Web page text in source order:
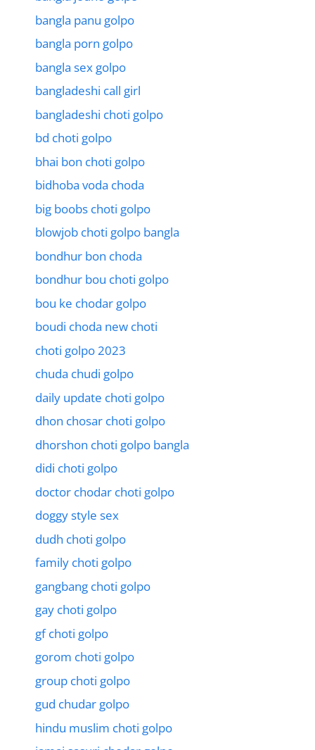
bangla panu golpo
bangla porn golpo
bangla sex golpo
bangladeshi call girl
bangladeshi choti golpo
bd choti golpo
bhai bon choti golpo
bidhoba voda choda
big boobs choti golpo
blowjob choti golpo bangla
bondhur bon choda
bondhur bou choti golpo
bou ke chodar golpo
boudi choda new choti
choti golpo 2023
chuda chudi golpo
daily update choti golpo
dhon chosar choti golpo
dhorshon choti golpo bangla
didi choti golpo
doctor chodar choti golpo
doggy style sex
dudh choti golpo
family choti golpo
gangbang choti golpo
gay choti golpo
gf choti golpo
gorom choti golpo
group choti golpo
gud chudar golpo
hindu muslim choti golpo